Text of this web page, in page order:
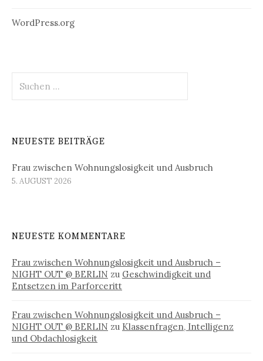
WordPress.org
nach:
NEUESTE BEITRÄGE
Frau zwischen Wohnungslosigkeit und Ausbruch
5. AUGUST 2026
NEUESTE KOMMENTARE
Frau zwischen Wohnungslosigkeit und Ausbruch –
NIGHT OUT @ BERLIN zu Geschwindigkeit und
Entsetzen im Parforceritt
Frau zwischen Wohnungslosigkeit und Ausbruch –
NIGHT OUT @ BERLIN zu Klassenfragen, Intelligenz
und Obdachlosigkeit